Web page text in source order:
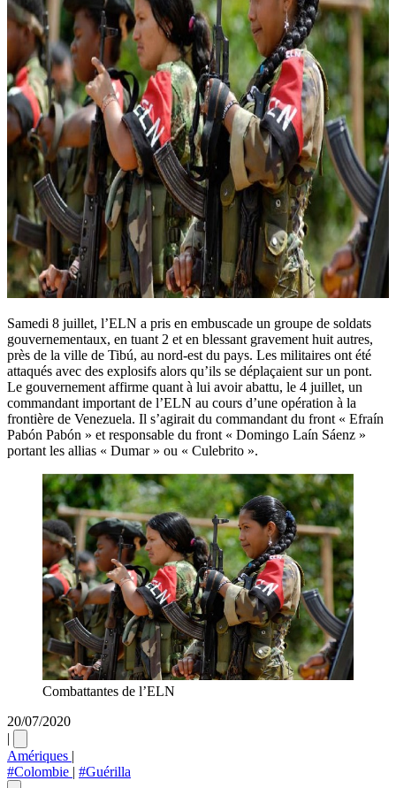
Samedi 8 juillet, l’ELN a pris en embuscade un groupe de soldats
gouvernementaux, en tuant 2 et en blessant gravement huit autres,
près de la ville de Tibú, au nord-est du pays. Les militaires ont été
attaqués avec des explosifs alors qu’ils se déplaçaient sur un pont.
Le gouvernement affirme quant à lui avoir abattu, le 4 juillet, un
commandant important de l’ELN au cours d’une opération à la
frontière de Venezuela. Il s’agirait du commandant du front « Efraín
Pabón Pabón » et responsable du front « Domingo Laín Sáenz »
portant les allias « ​​Dumar » ou « Culebrito ».
Combattantes de l’ELN
20/07/2020
|
Amériques |
#Colombie | #Guérilla